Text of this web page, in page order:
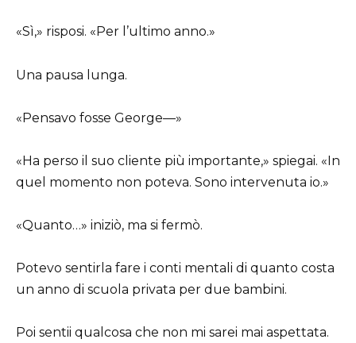
«Sì,» risposi. «Per l’ultimo anno.»
Una pausa lunga.
«Pensavo fosse George—»
«Ha perso il suo cliente più importante,» spiegai. «In
quel momento non poteva. Sono intervenuta io.»
«Quanto…» iniziò, ma si fermò.
Potevo sentirla fare i conti mentali di quanto costa
un anno di scuola privata per due bambini.
Poi sentii qualcosa che non mi sarei mai aspettata.